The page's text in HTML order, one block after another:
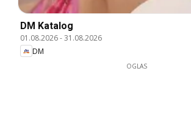
DM Katalog
01.08.2026-31.08.2026
DM
OGLAS